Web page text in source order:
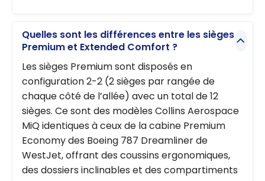
Quelles sont les différences entre les sièges
Premium et Extended Comfort ?
Les sièges Premium sont disposés en
configuration 2-2 (2 sièges par rangée de
chaque côté de l’allée) avec un total de 12
sièges. Ce sont des modèles Collins Aerospace
MiQ identiques à ceux de la cabine Premium
Economy des Boeing 787 Dreamliner de
WestJet, offrant des coussins ergonomiques,
des dossiers inclinables et des compartiments